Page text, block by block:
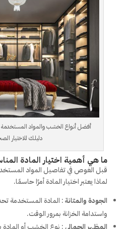
أفضل أنواع الخشب والمواد المستخدمة
دليلك للاختيار
ما هي أهمية اختيار المادة
قبل الغوص في تفاصيل المواد
لماذا يعتبر اختيار المادة أمرًا حاسمًا.
الجودة والمتانة: المادة المستخدمة
واستدامة الخزانة بمرور الوقت.
المظهر الجمالي: نوع الخشب أو المادة